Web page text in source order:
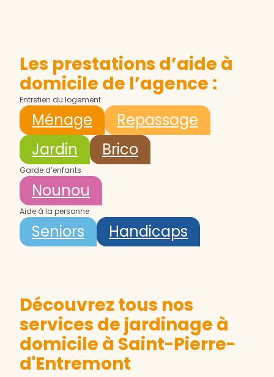
Les prestations d’aide à
domicile de l’agence :
Entretien du logement
Ménage
Repassage
Jardin
Brico
Garde d’enfants
Nounou
Aide à la personne
Seniors Handicaps
Découvrez tous nos
services de jardinage à
domicile à Saint-Pierre-
d'Entremont